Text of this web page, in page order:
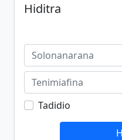
Hiditra
Tadidio